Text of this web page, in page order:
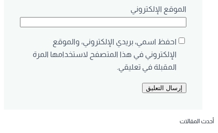
الموقع الإلكتروني
احفظ اسمي، بريدي الإلكتروني، والموقع
الإلكتروني في هذا المتصفح لاستخدامها المرة
المقبلة في تعليقي.
أحدث المقالات